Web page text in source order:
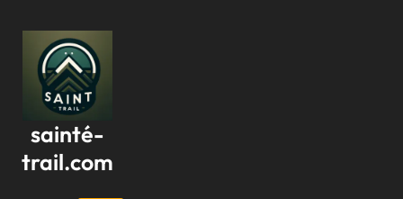
contenu
sainté-
trail.com